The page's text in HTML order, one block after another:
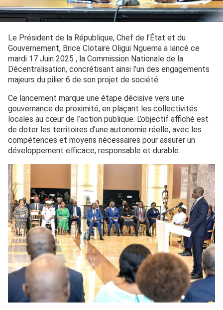
Le Président de la République, Chef de l’État et du
Gouvernement, Brice Clotaire Oligui Nguema a lancé ce
mardi 17 Juin 2025 , la Commission Nationale de la
Décentralisation, concrétisant ainsi l’un des engagements
majeurs du pilier 6 de son projet de société.
Ce lancement marque une étape décisive vers une
gouvernance de proximité, en plaçant les collectivités
locales au cœur de l’action publique. L’objectif affiché est
de doter les territoires d’une autonomie réelle, avec les
compétences et moyens nécessaires pour assurer un
développement efficace, responsable et durable.